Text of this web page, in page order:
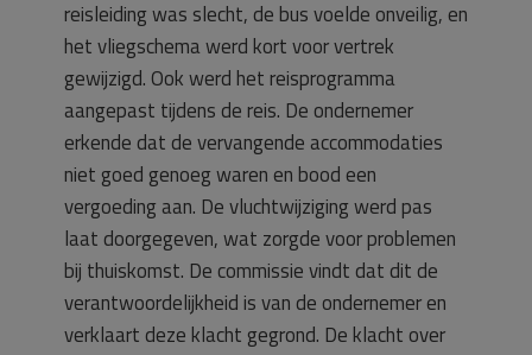
reisleiding was slecht, de bus voelde onveilig, en
het vliegschema werd kort voor vertrek
gewijzigd. Ook werd het reisprogramma
aangepast tijdens de reis. De ondernemer
erkende dat de vervangende accommodaties
niet goed genoeg waren en bood een
vergoeding aan. De vluchtwijziging werd pas
laat doorgegeven, wat zorgde voor problemen
bij thuiskomst. De commissie vindt dat dit de
verantwoordelijkheid is van de ondernemer en
verklaart deze klacht gegrond. De klacht over